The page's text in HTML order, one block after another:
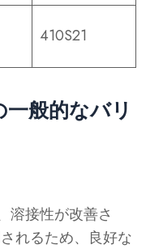
410S21
般的なバリ
溶接性が改善さ
れるため、良好な